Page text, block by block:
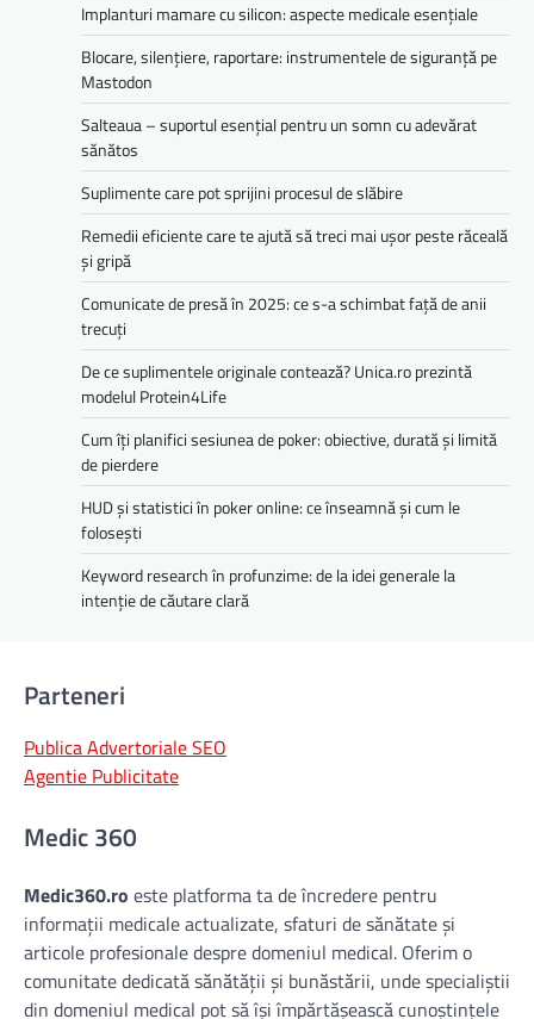
Implanturi mamare cu silicon: aspecte medicale esențiale
Blocare, silențiere, raportare: instrumentele de siguranță pe
Mastodon
Salteaua – suportul esențial pentru un somn cu adevărat
sănătos
Suplimente care pot sprijini procesul de slăbire
Remedii eficiente care te ajută să treci mai ușor peste răceală
și gripă
Comunicate de presă în 2025: ce s-a schimbat față de anii
trecuți
De ce suplimentele originale contează? Unica.ro prezintă
modelul Protein4Life
Cum îți planifici sesiunea de poker: obiective, durată și limită
de pierdere
HUD și statistici în poker online: ce înseamnă și cum le
folosești
Keyword research în profunzime: de la idei generale la
intenție de căutare clară
Parteneri
Publica Advertoriale SEO
Agentie Publicitate
Medic 360
Medic360.ro este platforma ta de încredere pentru
informații medicale actualizate, sfaturi de sănătate și
articole profesionale despre domeniul medical. Oferim o
comunitate dedicată sănătății și bunăstării, unde specialiștii
din domeniul medical pot să își împărtășească cunoștințele